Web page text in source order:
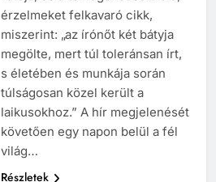
fotója, és a tömegeket sokkoló,
érzelmeket felkavaró cikk,
miszerint: „az írónőt két bátyja
megölte, mert túl toleránsan írt,
s életében és munkája során
túlságosan közel került a
laikusokhoz.” A hír megjelenését
követően egy napon belül a fél